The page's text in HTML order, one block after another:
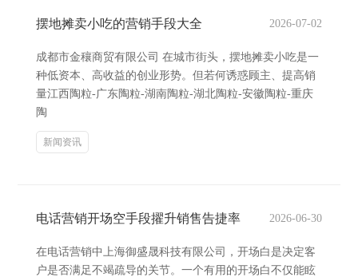
摆地摊卖小吃的营销手段大全 2026-07-02
成都市金穰商贸有限公司 在城市街头，摆地摊卖小吃是一
种低资本、高收益的创业形势。但若何诱惑顾主、提高销
量江西陶粒-广东陶粒-湖南陶粒-湖北陶粒-安徽陶粒-重庆
陶
新闻资讯
电话营销开场空手段擢升销售告捷率 2026-06-30
在电话营销中上海御盛晟科技有限公司，开场白是决定客
户是否满足不竭疏导的关节。一个有用的开场白不仅能眩